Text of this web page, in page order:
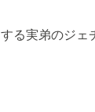
る実弟のジェ